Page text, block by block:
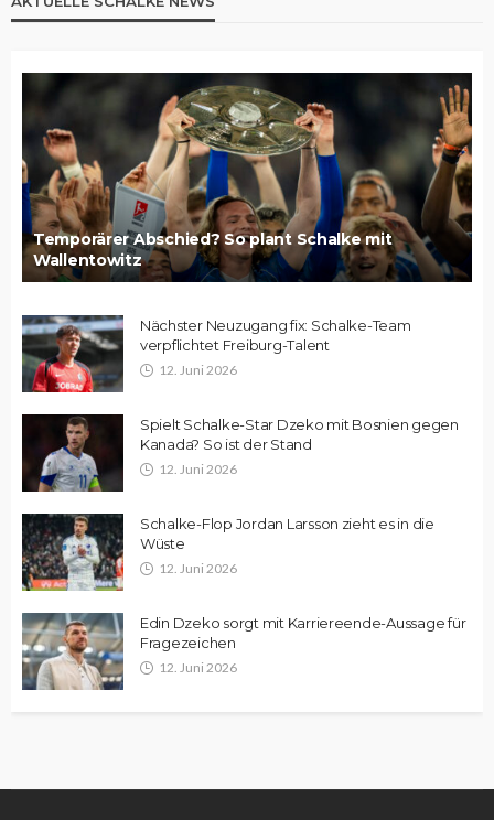
Temporärer Abschied? So plant Schalke mit
Wallentowitz
Nächster Neuzugang fix: Schalke-Team
verpflichtet Freiburg-Talent
12. Juni 2026
Spielt Schalke-Star Dzeko mit Bosnien gegen
Kanada? So ist der Stand
12. Juni 2026
Schalke-Flop Jordan Larsson zieht es in die
Wüste
12. Juni 2026
Edin Dzeko sorgt mit Karriereende-Aussage für
Fragezeichen
12. Juni 2026